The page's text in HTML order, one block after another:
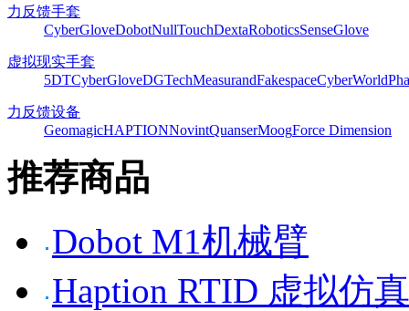
力反馈手套
CyberGloveDobotNullTouchDextaRoboticsSenseGlove
虚拟现实手套
5DTCyberGloveDGTechMeasurandFakespaceCyberWorld
力反馈设备
GeomagicHAPTIONNovintQuanserMoogForce Dimension
推荐商品
Dobot M1机械臂
Haption RTID 虚拟仿